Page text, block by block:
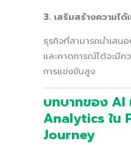
3. เสริมสร้างความไ
ธุรกิจที่สามารถนำเสน
และคาดการณ์ได้จะมีค
การแข่งขันสูง
บทบาทของ AI
Analytics ใน
Journey